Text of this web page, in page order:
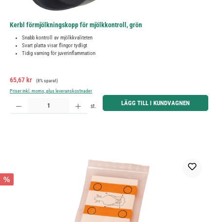
Kerbl förmjölkningskopp för mjölkkontroll, grön
Snabb kontroll av mjölkkvaliteten
Svart platta visar flingor tydligt
Tidig varning för juverinflammation
Försäljningspris:
65,67 kr Ordinarie pris:
(8% sparat)
Priser inkl. moms, plus leveranskostnader
Produktkvantitet: Ange önskat belopp eller använd knapparna för att öka eller minska kvantiteten.
st. LÄGG TILL I KUNDVAGNEN
%